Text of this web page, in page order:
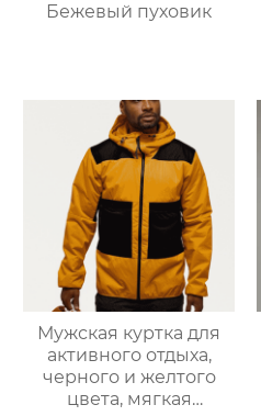
Бежевый пуховик
Мужская куртка для
активного отдыха,
черного и желтого
цвета, мягкая